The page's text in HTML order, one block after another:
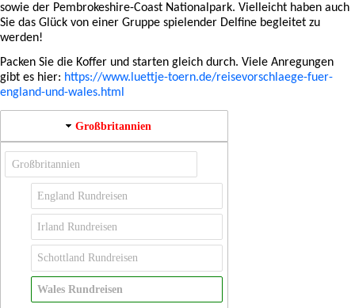
sowie der Pembrokeshire-Coast Nationalpark. Vielleicht haben auch
Sie das Glück von einer Gruppe spielender Delfine begleitet zu
werden!
Packen Sie die Koffer und starten gleich durch. Viele Anregungen
gibt es hier: https://www.luettje-toern.de/reisevorschlaege-fuer-
england-und-wales.html
Großbritannien
Großbritannien
England Rundreisen
Irland Rundreisen
Schottland Rundreisen
Wales Rundreisen